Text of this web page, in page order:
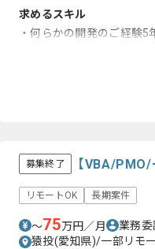
求めるスキル
・何らかの開発のご経験
募集終了 【VBA/
リモートOK 長期案件
〜75万円／月 業務
猿投(愛知県)/一部リモ